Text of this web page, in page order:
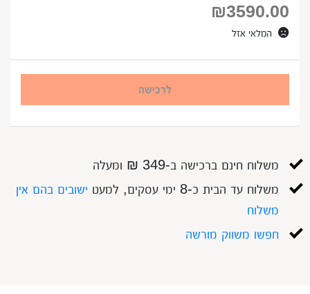
₪3590.00
המלאי אזל
לרכישה
משלוח חינם ברכישה ב-349 ₪ ומעלה
משלוח עד הבית כ-8 ימי עסקים, למעט
ישובים בהם אין
משלוח
חפשו משווק מורשה